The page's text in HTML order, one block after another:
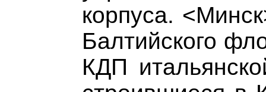
корпуса.
Балтийского
КДП